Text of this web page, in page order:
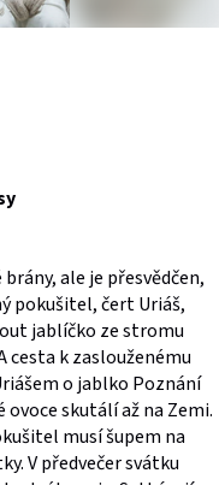
ale je přesvědčen,
pokušitel, čert Uriáš,
jablíčko ze stromu
cesta k zaslouženému
o jablko Poznání
ovoce skutálí až na Zemi.
musí šupem na
V předvečer svátku